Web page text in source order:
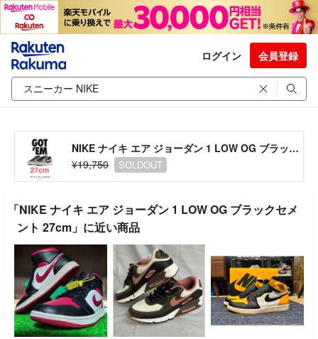
ログイン 会員登録
NIKE ナイキ エア ジョーダン 1 LOW OG ブラックセメント 27cm
¥19,750
SOLDOUT
「NIKE ナイキ エア ジョーダン 1 LOW OG ブラックセメ
ント 27cm」に近い商品